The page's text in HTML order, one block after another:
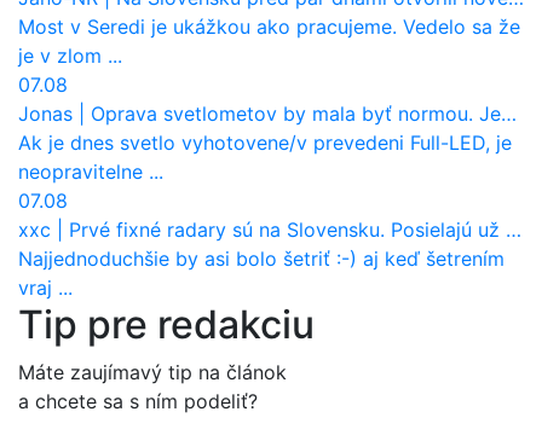
Most v Seredi je ukážkou ako pracujeme. Vedelo sa že
je v zlom ...
07.08
Jonas
Oprava svetlometov by mala byť normou. Jeden nový dnes stojí priemerne 1251 eur!
Ak je dnes svetlo vyhotovene/v prevedeni Full-LED, je
neopravitelne ...
07.08
xxc
Prvé fixné radary sú na Slovensku. Posielajú už pokuty? Ukáže ich Waze?
Najjednoduchšie by asi bolo šetriť :-) aj keď šetrením
vraj ...
Tip pre redakciu
Máte zaujímavý tip na článok
a chcete sa s ním podeliť?